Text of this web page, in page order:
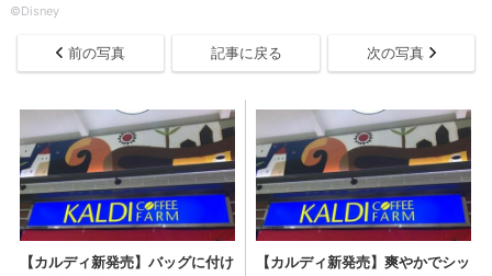
©Disney
前の写真 記事に戻る 次の写真